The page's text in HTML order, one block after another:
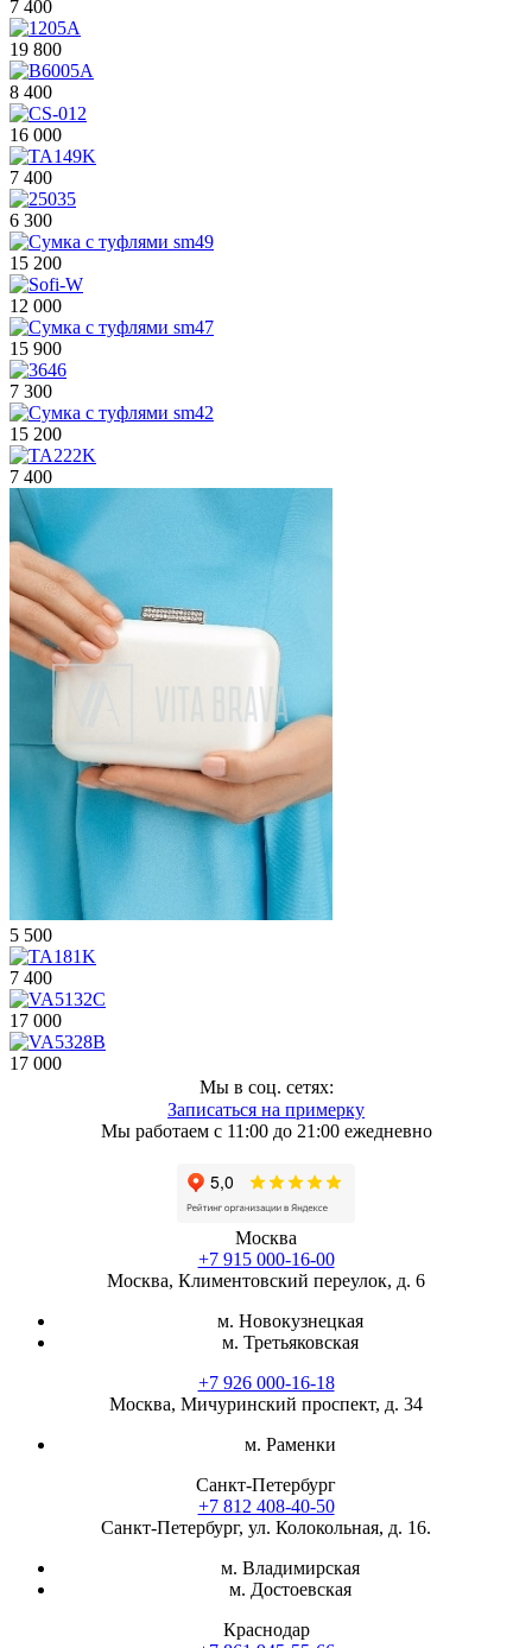
7 400
19 800
8 400
16 000
7 400
6 300
15 200
12 000
15 900
7 300
15 200
7 400
5 500
7 400
17 000
17 000
Мы в соц. сетях:
Записаться на примерку
Мы работаем с 11:00 до 21:00 ежедневно
Москва
+7 915 000-16-00
Москва, Климентовский переулок, д. 6
м. Новокузнецкая
м. Третьяковская
+7 926 000-16-18
Москва, Мичуринский проспект, д. 34
м. Раменки
Санкт-Петербург
+7 812 408-40-50
Санкт-Петербург, ул. Колокольная, д. 16.
м. Владимирская
м. Достоевская
Краснодар